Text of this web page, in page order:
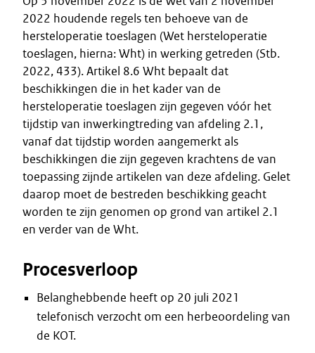
2022 houdende regels ten behoeve van de
hersteloperatie toeslagen (Wet hersteloperatie
toeslagen, hierna: Wht) in werking getreden (Stb.
2022, 433). Artikel 8.6 Wht bepaalt dat
beschikkingen die in het kader van de
hersteloperatie toeslagen zijn gegeven vóór het
tijdstip van inwerkingtreding van afdeling 2.1,
vanaf dat tijdstip worden aangemerkt als
beschikkingen die zijn gegeven krachtens de van
toepassing zijnde artikelen van deze afdeling. Gelet
daarop moet de bestreden beschikking geacht
worden te zijn genomen op grond van artikel 2.1
en verder van de Wht.
Procesverloop
Belanghebbende heeft op 20 juli 2021
telefonisch verzocht om een herbeoordeling van
de KOT.